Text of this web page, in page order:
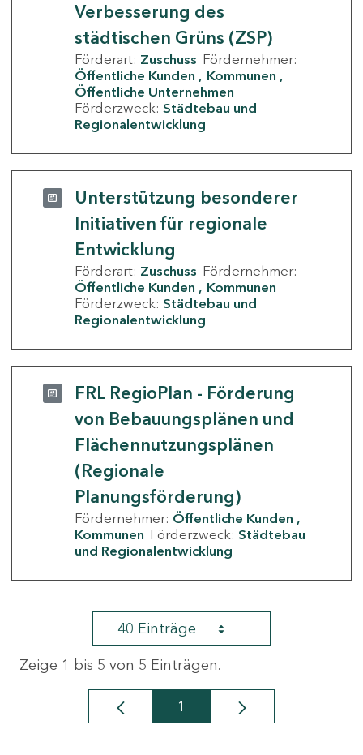
Verbesserung des
städtischen Grüns (ZSP)
Förderart: Zuschuss Fördernehmer:
Öffentliche Kunden
Kommunen
Öffentliche Unternehmen
Förderzweck: Städtebau und
Regionalentwicklung
Unterstützung besonderer
Initiativen für regionale
Entwicklung
Förderart: Zuschuss Fördernehmer:
Öffentliche Kunden
Kommunen
Förderzweck: Städtebau und
Regionalentwicklung
FRL RegioPlan - Förderung
von Bebauungsplänen und
Flächennutzungsplänen
(Regionale
Planungsförderung)
Fördernehmer: Öffentliche Kunden
Kommunen Förderzweck: Städtebau
und Regionalentwicklung
40 Einträge
Zeige 1 bis 5 von 5 Einträgen.
Seite
1